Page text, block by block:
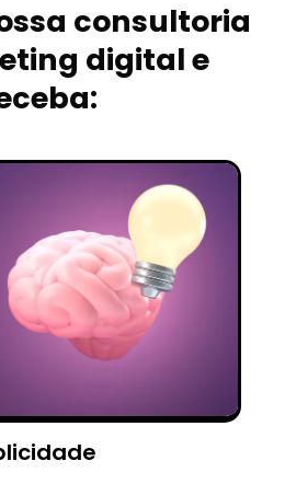
consultoria
digital e